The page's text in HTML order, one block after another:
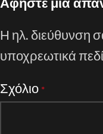
Η ηλ. διεύθυνση
υποχρεωτικά
Σχόλιο *